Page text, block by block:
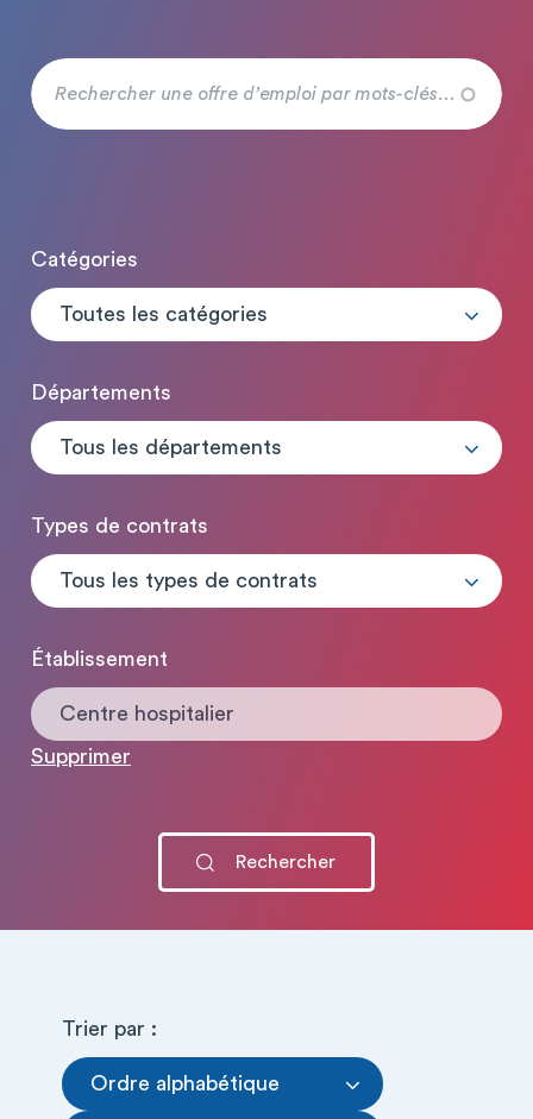
Catégories
Toutes les catégories
Départements
Tous les départements
Types de contrats
Tous les types de contrats
Établissement
Centre hospitalier
Supprimer
Trier par :
Ordre alphabétique